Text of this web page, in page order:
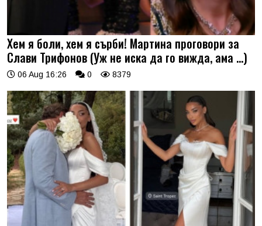
Хем я боли, хем я сърби! Мартина проговори за
Слави Трифонов (Уж не иска да го вижда, ама …)
06 Aug 16:26 0 8379